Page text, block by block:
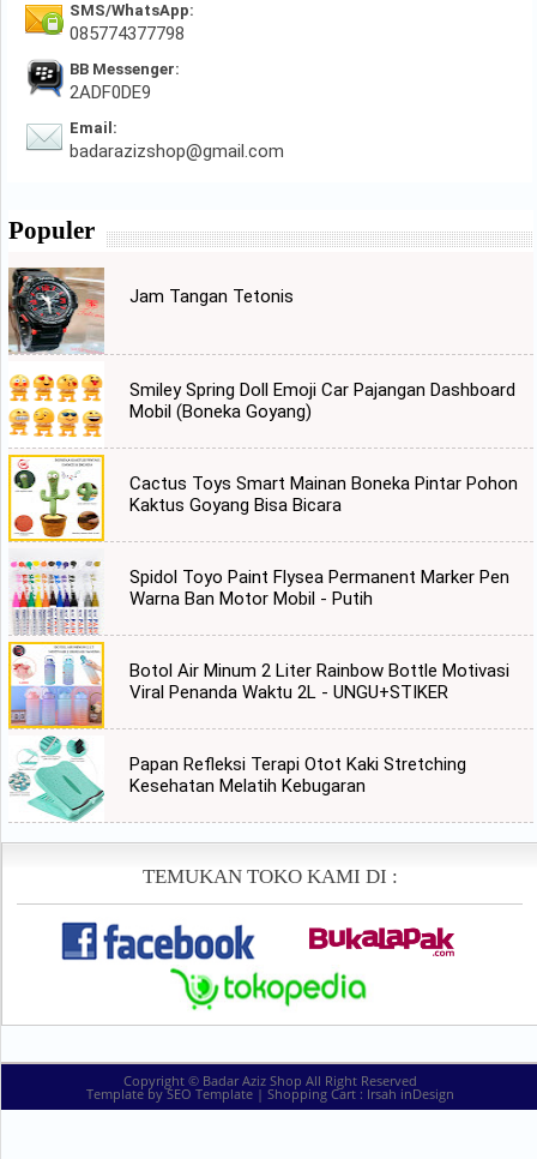
SMS/WhatsApp:
085774377798
BB Messenger:
2ADF0DE9
Email:
badarazizshop@gmail.com
Populer
Jam Tangan Tetonis
Smiley Spring Doll Emoji Car Pajangan Dashboard
Mobil (Boneka Goyang)
Cactus Toys Smart Mainan Boneka Pintar Pohon
Kaktus Goyang Bisa Bicara
Spidol Toyo Paint Flysea Permanent Marker Pen
Warna Ban Motor Mobil - Putih
Botol Air Minum 2 Liter Rainbow Bottle Motivasi
Viral Penanda Waktu 2L - UNGU+STIKER
Papan Refleksi Terapi Otot Kaki Stretching
Kesehatan Melatih Kebugaran
TEMUKAN TOKO KAMI DI :
Copyright © Badar Aziz Shop All Right Reserved
Template bySEO Template| Shopping Cart : Irsah inDesign